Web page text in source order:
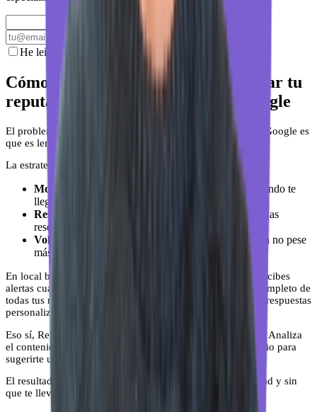
He leído y acepto la política de privacidad
Cómo local brain te ayuda a controlar tu
reputación sin depender solo de Google
El problema de depender solo del proceso de denuncia de Google es
que es lento, impredecible y no siempre funciona.
La estrategia que realmente funciona combina tres cosas:
Monitorización constante
: saber en tiempo real cuándo te
llega una reseña, buena o mala.
Respuesta rápida y consistente
: responder a todas las
reseñas, no solo a las malas.
Volumen de reseñas positivas
: que una mala reseña no pese
más de lo que debe.
En local brain puedes hacer las tres desde un solo lugar. Recibes
alertas cuando llega una reseña nueva, tienes el historial completo de
todas tus reseñas y puedes usar ReviewSense para generar respuestas
personalizadas con IA en segundos.
Eso sí, ReviewSense no es un generador de texto genérico. Analiza
el contenido de la reseña, el tono y el contexto de tu negocio para
sugerirte una respuesta que suene a ti, no a un robot.
El resultado es que respondes más rápido, con mejor calidad y sin
que te lleve tiempo que no tienes.